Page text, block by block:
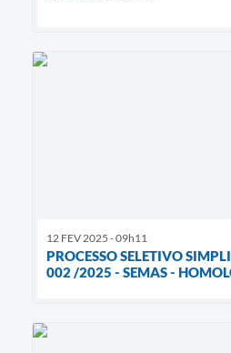
12 FEV 2025 - 09h11
PROCESSO SELETIVO
002 /2025 - SEMAS -